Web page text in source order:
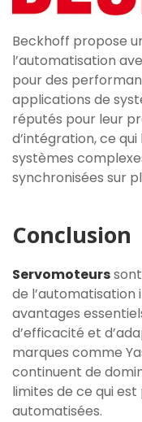
Beckhoff propose
l’automatisation
pour des
applications de
réputés pour leur
d’intégration, ce
systèmes
synchronisées sur
Conclusion
Servomoteurs
de
avantages
d’efficacité et
marques comme
continuent de
limites de ce qui
automatisées.